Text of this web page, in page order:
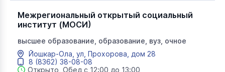
Межрегиональный открытый социальный
институт (МОСИ)
высшее образование, образование, вуз, очное
Йошкар-Ола, ул, Прохорова, дом 28
8 (8362) 38-08-08
Открыто, Обед с 12:00 до 13:00